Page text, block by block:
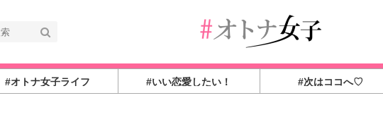
#オトナ女子ライフ #いい恋愛したい！ #次はココへ♡